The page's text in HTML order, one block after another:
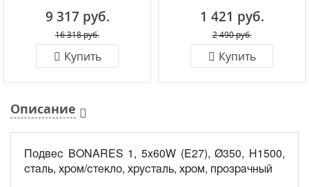
9 317 руб.
16 318 руб.
Купить
1 421 руб.
2 490 руб.
Купить
Описание
Подвес BONARES 1, 5x60W (E27), Ø350, H1500,
сталь, хром/стекло, хрусталь, хром, прозрачный